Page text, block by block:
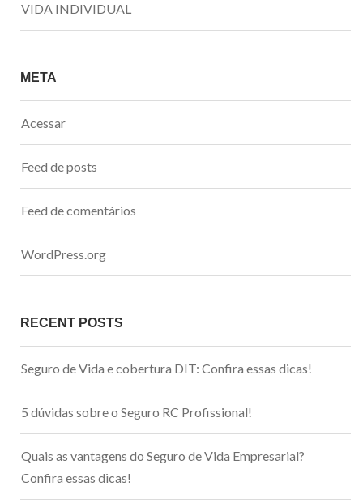
VIDA INDIVIDUAL
META
Acessar
Feed de posts
Feed de comentários
WordPress.org
RECENT POSTS
Seguro de Vida e cobertura DIT: Confira essas dicas!
5 dúvidas sobre o Seguro RC Profissional!
Quais as vantagens do Seguro de Vida Empresarial?
Confira essas dicas!